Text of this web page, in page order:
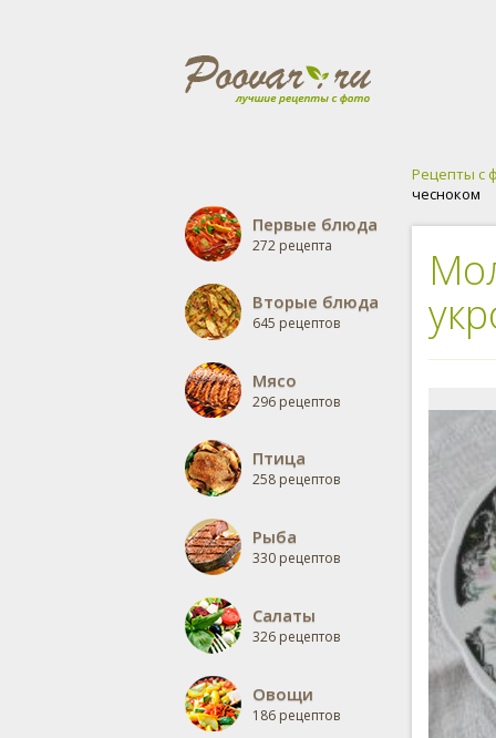
Первые блюда
272 рецепта
Вторые блюда
645 рецептов
Мясо
296 рецептов
Птица
258 рецептов
Рыба
330 рецептов
Салаты
326 рецептов
Овощи
186 рецептов
Рецепты с
чесноком